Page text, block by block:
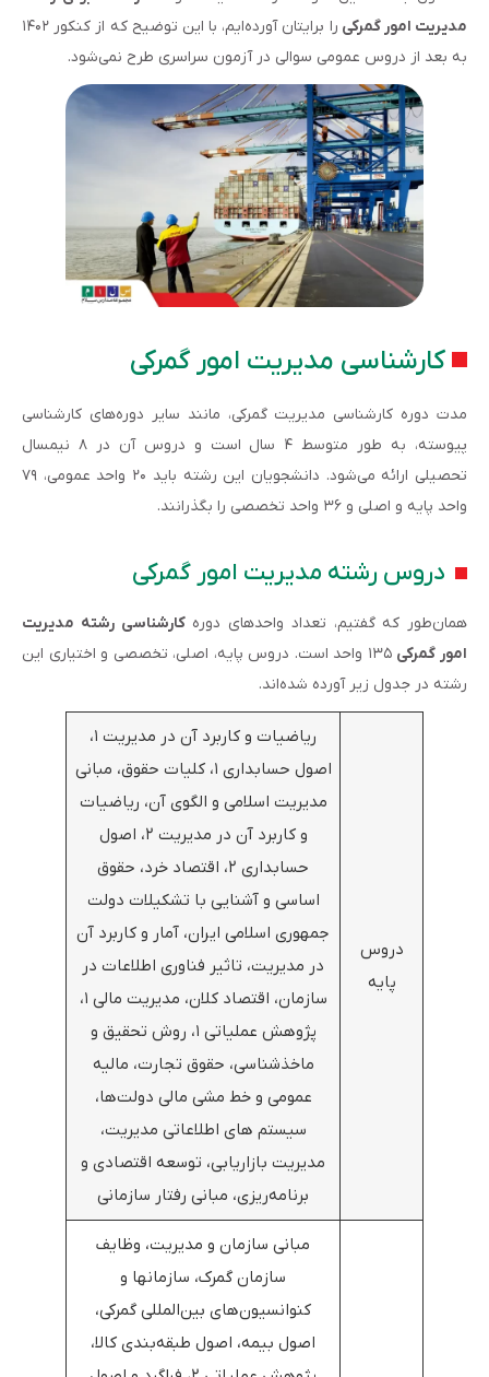
مدیریت امور گمرکی
را برایتان آورده‌ایم، با این توضیح که از کنکور ۱۴۰۲
به بعد از دروس عمومی سوالی در آزمون سراسری طرح نمی‌شود.
کارشناسی مدیریت امور گمرکی
مدت دوره کارشناسی مدیریت گمرکی، مانند سایر دوره‌های کارشناسی
پیوسته، به طور متوسط ۴ سال است و دروس آن در ۸ نیمسال
تحصیلی ارائه می‌شود. دانشجویان این رشته باید ۲۰ واحد عمومی، ۷۹
واحد پایه و اصلی و ۳۶ واحد تخصصی را بگذرانند.
دروس رشته مدیریت امور گمرکی
همان‌طور که گفتیم، تعداد واحدهای دورهکارشناسی رشته مدیریت
امور گمرکی
۱۳۵ واحد است. دروس پایه، اصلی، تخصصی و اختیاری این
رشته در جدول زیر آورده شده‌اند.
دروس
پایه
ریاضیات و کاربرد آن در مدیریت ۱،
اصول حسابداری ۱، کلیات حقوق، مبانی
مدیریت اسلامی و الگوی آن، ریاضیات
و کاربرد آن در مدیریت ۲، اصول
حسابداری ۲، اقتصاد خرد، حقوق
اساسی و آشنایی با تشکیلات دولت
جمهوری اسلامی ایران، آمار و کاربرد آن
در مدیریت، تاثیر فناوری اطلاعات در
سازمان، اقتصاد کلان، مدیریت مالی ۱،
پژوهش عملیاتی ۱، روش تحقیق و
ماخذشناسی، حقوق تجارت، مالیه
عمومی و خط مشی مالی دولت‌ها،
سیستم های اطلاعاتی مدیریت،
مدیریت بازاریابی، توسعه اقتصادی و
برنامه‌ریزی، مبانی رفتار سازمانی
مبانی سازمان و مدیریت، وظایف
سازمان گمرک، سازمانها و
کنوانسیون‌های بین‌المللی گمرکی،
اصول بیمه، اصول طبقه‌بندی کالا،